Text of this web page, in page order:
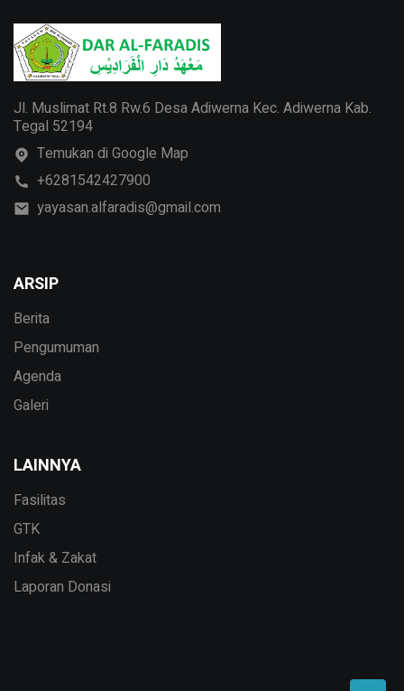
Jl. Muslimat Rt.8 Rw.6 Desa Adiwerna Kec. Adiwerna Kab.
Tegal 52194
Temukan di Google Map
+6281542427900
yayasan.alfaradis@gmail.com
ARSIP
Berita
Pengumuman
Agenda
Galeri
LAINNYA
Fasilitas
GTK
Infak & Zakat
Laporan Donasi